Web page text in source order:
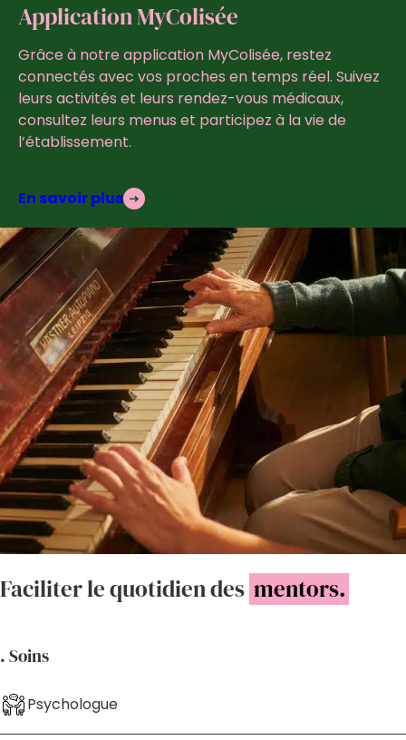
Application MyColisée
Grâce à notre application MyColisée, restez
connectés avec vos proches en temps réel. Suivez
leurs activités et leurs rendez-vous médicaux,
consultez leurs menus et participez à la vie de
l’établissement.
En savoir plus
Faciliter le quotidien des mentors.
. Soins
Psychologue